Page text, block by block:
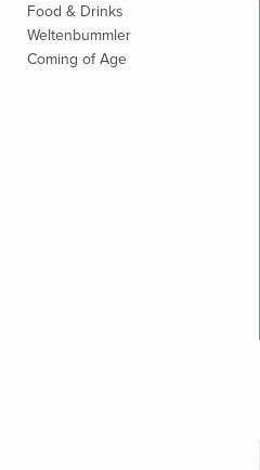
Food & Drinks
Weltenbummler
Coming of Age